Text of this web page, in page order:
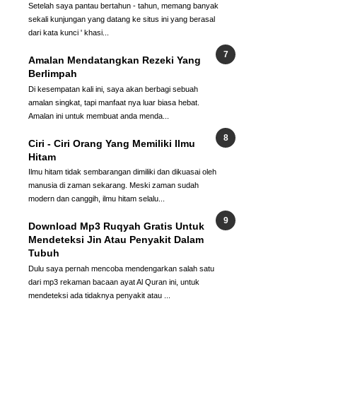
Setelah saya pantau bertahun - tahun, memang banyak
sekali kunjungan yang datang ke situs ini yang berasal
dari kata kunci ' khasi...
Amalan Mendatangkan Rezeki Yang
Berlimpah
Di kesempatan kali ini, saya akan berbagi sebuah
amalan singkat, tapi manfaat nya luar biasa hebat.
Amalan ini untuk membuat anda menda...
Ciri - Ciri Orang Yang Memiliki Ilmu
Hitam
Ilmu hitam tidak sembarangan dimiliki dan dikuasai oleh
manusia di zaman sekarang. Meski zaman sudah
modern dan canggih, ilmu hitam selalu...
Download Mp3 Ruqyah Gratis Untuk
Mendeteksi Jin Atau Penyakit Dalam
Tubuh
Dulu saya pernah mencoba mendengarkan salah satu
dari mp3 rekaman bacaan ayat Al Quran ini, untuk
mendeteksi ada tidaknya penyakit atau ...